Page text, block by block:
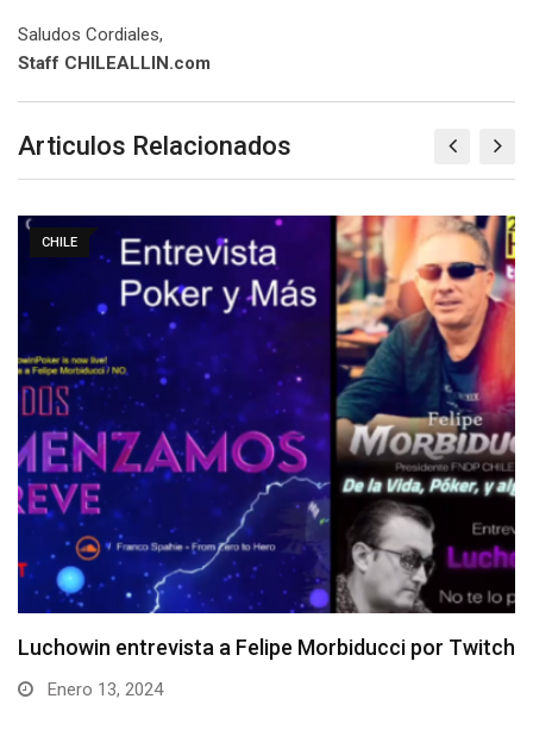
Saludos Cordiales,
Staff CHILEALLIN.com
Articulos Relacionados
CHILE
Entrevista a Roberto “xstardownx” Flández
Diciembre 11, 2023